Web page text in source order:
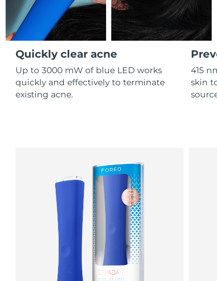
Quickly clear acne
Up to 3000 mW of blue LED works
quickly and effectively to terminate
existing acne.
415
skin
FAQ™产品
All anti-aging treatments
FAQ™产品
All LED treatments
FAQ™ products
All toning treatments
PEACH™ 2
IPL hair removal
Travel-friendly IPL hair removal
LUNA™ 4 body
Massaging body brush
Firming body serum
痘肌护理
ESPADA™ 2 plus
Recurring acne LED therapy
ESPADA™ 2
Acne treatment device
ESPADA™ 设备
All acne treatment devices
眼部护理
BEAR™ 2 eyes & lips
Microcurrent line smoothing device
IRIS™ 2
Rejuvenating eye massager
眼部护理设备
All revitalizing eye massagers
毛孔护理
KIWI™ derma
Diamond microdermabrasion .
KIWI™ 皮肤护理
Advanced pore care essentials
LUNA™ 4 hair
2-in-1 LED scalp massager
LUNA™ Dual-Peptide Scalp
Serum
For healthy hair
NEW
issa™ Teeth Whitening Gel
18% PAP
男士
直布罗陀 预计送达日期8/14/26
希腊 预计送达日期8/10/26
中国香港特别行政区 8/11/26
匈牙利 预计送达日期 8/10/26
预计送达日期
预计送达日期
预计送达日期
预计送达日期